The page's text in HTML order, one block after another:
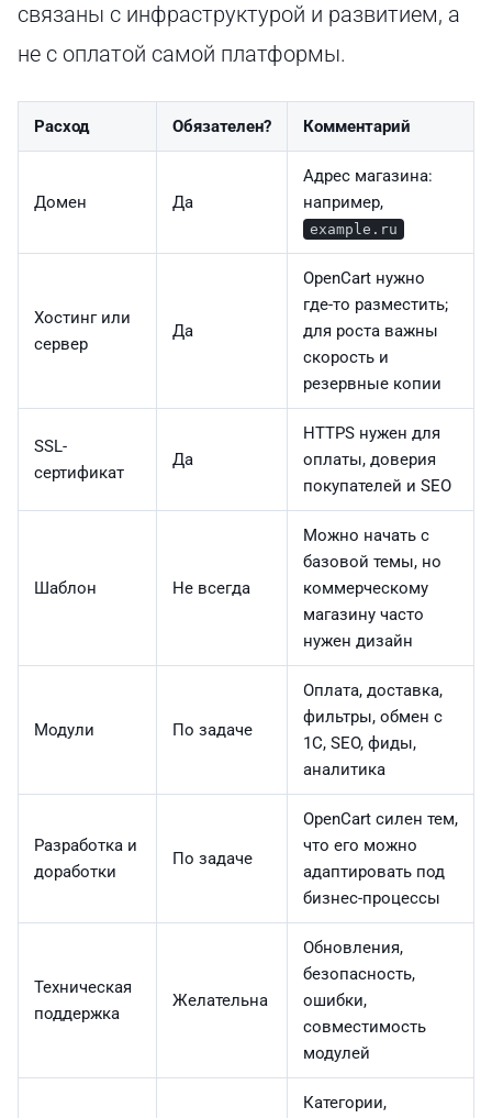
связаны с инфраструктурой и развитием, а
не с оплатой самой платформы.
Расход Обязателен? Комментарий
Домен Да
Адрес магазина:
например,
example.ru
Хостинг или
сервер
Да
OpenCart нужно
где-то разместить;
для роста важны
скорость и
резервные копии
SSL-
сертификат
Да
HTTPS нужен для
оплаты, доверия
покупателей и SEO
Шаблон Не всегда
Можно начать с
базовой темы, но
коммерческому
магазину часто
нужен дизайн
Модули По задаче
Оплата, доставка,
фильтры, обмен с
1С, SEO, фиды,
аналитика
Разработка и
доработки
По задаче
OpenCart силен тем,
что его можно
адаптировать под
бизнес-процессы
Техническая
поддержка
Желательна
Обновления,
безопасность,
ошибки,
совместимость
модулей
Категории,